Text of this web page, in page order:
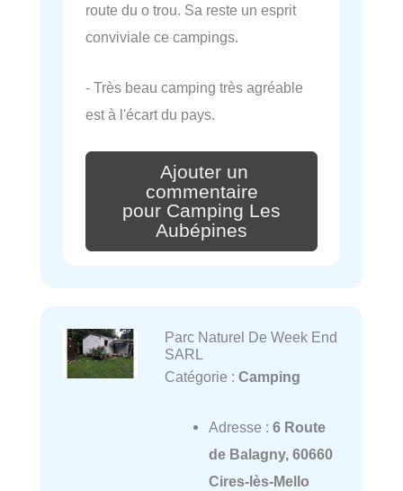
route du o trou. Sa reste un esprit
conviviale ce campings.
- Très beau camping très agréable
est à l'écart du pays.
Ajouter un
commentaire
pour Camping Les
Aubépines
Parc Naturel De Week End
SARL
Catégorie : Camping
Adresse : 6 Route
de Balagny, 60660
Cires-lès-Mello